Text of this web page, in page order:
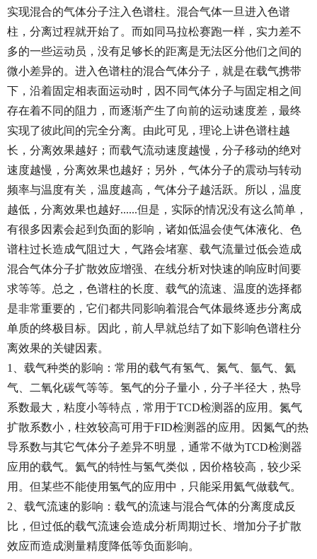
实现混合的气体分子注入色谱柱。混合气体一旦进入色谱
柱，分离过程就开始了。而如同马拉松赛跑一样，实力差不
多的一些运动员，没有足够长的距离是无法区分他们之间的
微小差异的。进入色谱柱的混合气体分子，就是在载气携带
下，沿着固定相表面运动时，因不同气体分子与固定相之间
存在着不同的阻力，而逐渐产生了向前的运动速度差，最终
实现了彼此间的完全分离。由此可见，理论上讲色谱柱越
长，分离效果越好；而载气流动速度越慢，分子移动的绝对
速度越慢，分离效果也越好；另外，气体分子的震动与转动
频率与温度有关，温度越高，气体分子越活跃。所以，温度
越低，分离效果也越好......但是，实际的情况没有这么简单，
有很多因素会起到负面的影响，诸如低温会使气体液化、色
谱柱过长造成气阻过大，气路会堵塞、载气流量过低会造成
混合气体分子扩散效应增强、在线分析对快速的响应时间要
求等等。总之，色谱柱的长度、载气的流速、温度的选择都
是非常重要的，它们都共同影响着混合气体最终逐步分离成
单质的终极目标。因此，前人早就总结了如下影响色谱柱分
离效果的关键因素。
1、载气种类的影响：常用的载气有氢气、氮气、氩气、氦
气、二氧化碳气等等。氢气的分子量小，分子半径大，热导
系数最大，粘度小等特点，常用于TCD检测器的应用。氮气
扩散系数小，柱效较高可用于FID检测器的应用。因氮气的热
导系数与其它气体分子差异不明显，通常不做为TCD检测器
应用的载气。氦气的特性与氢气类似，因价格较高，较少采
用。但某些不能使用氢气的应用中，只能采用氦气做载气。
2、载气流速的影响：载气的流速与混合气体的分离度成反
比，但过低的载气流速会造成分析周期过长、增加分子扩散
效应而造成测量精度降低等负面影响。